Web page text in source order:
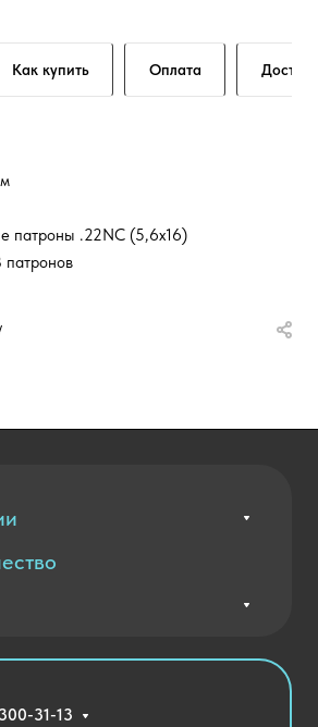
Как купить Оплата
патроны .22NC (5,6х16)
патронов
письма
обучения
31-13